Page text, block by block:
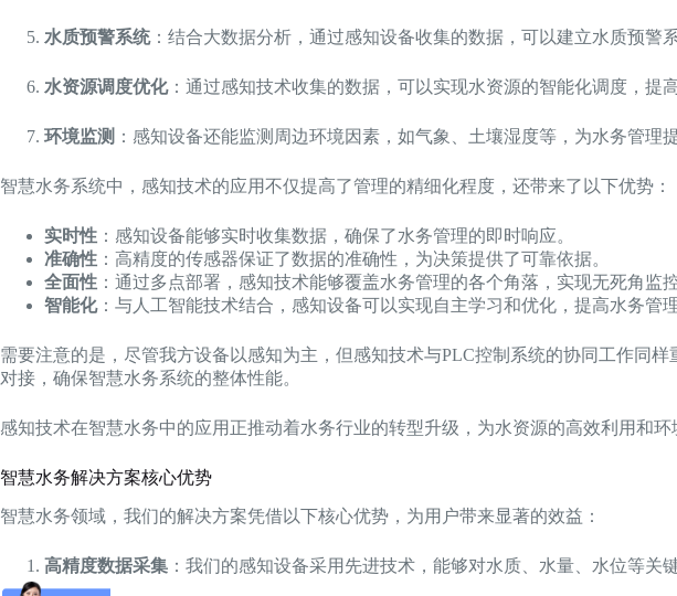
水质预警系统：结合大数据分析，通过感知设备收集的数据，可以建立水质预警
水资源调度优化：通过感知技术收集的数据，可以实现水资源的智能化调度，提
环境监测 ：感知设备还能监测周边环境因素，如气象、土壤湿度等，为水务管理
智慧水务系统中，感知技术的应用不仅提高了管理的精细化程度，还带来了以下优势：
实时性 ：感知设备能够实时收集数据，确保了水务管理的即时响应。
准确性 ：高精度的传感器保证了数据的准确性，为决策提供了可靠依据。
全面性 ：通过多点部署，感知技术能够覆盖水务管理的各个角落，实现无死角监控
智能化：与人工智能技术结合，感知设备可以实现自主学习和优化，提高水务管
需要注意的是，尽管我方设备以感知为主，但感知技术与PLC控制系统的协同工作同
对接，确保智慧水务系统的整体性能。
感知技术在智慧水务中的应用正推动着水务行业的转型升级，为水资源的高效利用和环
智慧水务解决方案核心优势
智慧水务领域，我们的解决方案凭借以下核心优势，为用户带来显著的效益：
高精度数据采集 ：我们的感知设备采用先进技术，能够对水质、水量、水位等